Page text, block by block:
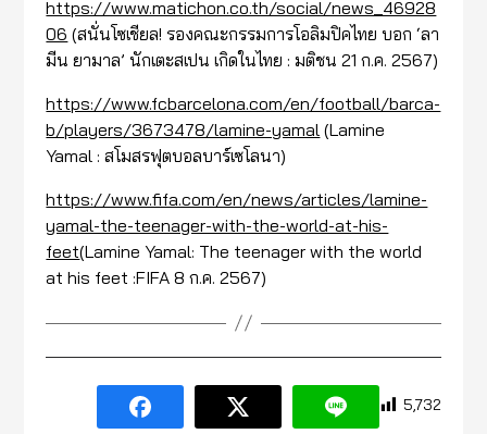
https://www.matichon.co.th/social/news_46928
06 (สนั่นโซเชียล! รองคณะกรรมการโอลิมปิคไทย บอก ‘ลา
มีน ยามาล’ นักเตะสเปน เกิดในไทย : มติชน 21 ก.ค. 2567)
https://www.fcbarcelona.com/en/football/barca-
b/players/3673478/lamine-yamal (Lamine
Yamal : สโมสรฟุตบอลบาร์เซโลนา)
https://www.fifa.com/en/news/articles/lamine-
yamal-the-teenager-with-the-world-at-his-
feet(Lamine Yamal: The teenager with the world
at his feet :FIFA 8 ก.ค. 2567)
5,732